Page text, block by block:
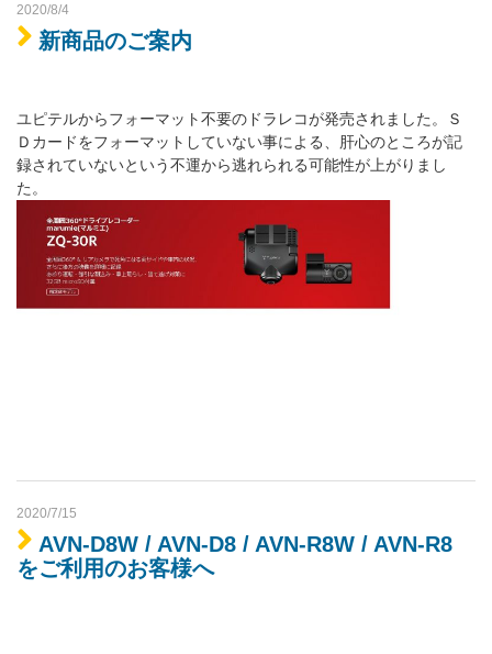
2020/8/4
新商品のご案内
ユピテルからフォーマット不要のドラレコが発売されました。Ｓ
Ｄカードをフォーマットしていない事による、肝心のところが記
録されていないという不運から逃れられる可能性が上がりまし
た。
2020/7/15
AVN-D8W / AVN-D8 / AVN-R8W / AVN-R8
をご利用のお客様へ